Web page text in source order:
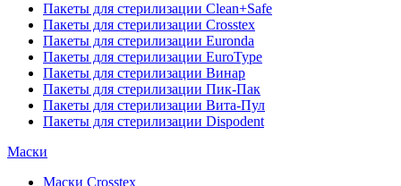
Пакеты для стерилизации Clean+Safe
Пакеты для стерилизации Crosstex
Пакеты для стерилизации Euronda
Пакеты для стерилизации EuroType
Пакеты для стерилизации Винар
Пакеты для стерилизации Пик-Пак
Пакеты для стерилизации Вита-Пул
Пакеты для стерилизации Dispodent
Маски
Маски Crosstex